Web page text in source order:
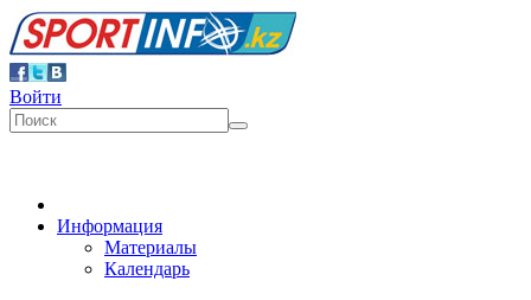
Войти
Информация
Материалы
Календарь